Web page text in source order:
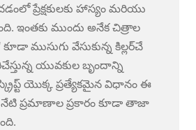
ప్రేక్షకులకు హాస్యం మరియు
ఇంతకు ముందు అనేక చిత్రాల
ముసుగు వేసుకున్న కిల్లర్‌చే
యువకుల బృందాన్ని
యొక్క ప్రత్యేకమైన విధానం ఈ
నేటి ప్రమాణాల ప్రకారం కూడా తాజా